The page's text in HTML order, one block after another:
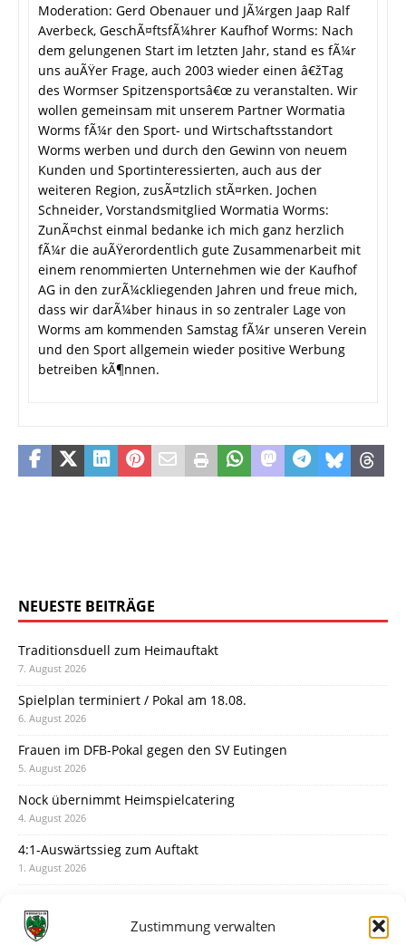
Zustimmung verwalten
Moderation: Gerd Obenauer und JÃ¼rgen Jaap Ralf
Averbeck, GeschÃ¤ftsfÃ¼hrer Kaufhof Worms: Nach
dem gelungenen Start im letzten Jahr, stand es fÃ¼r
uns auÃŸer Frage, auch 2003 wieder einen â€žTag
des Wormser Spitzensportsâ€œ zu veranstalten. Wir
wollen gemeinsam mit unserem Partner Wormatia
Worms fÃ¼r den Sport- und Wirtschaftsstandort
Worms werben und durch den Gewinn von neuem
Kunden und Sportinteressierten, auch aus der
weiteren Region, zusÃ¤tzlich stÃ¤rken. Jochen
Schneider, Vorstandsmitglied Wormatia Worms:
ZunÃ¤chst einmal bedanke ich mich ganz herzlich
fÃ¼r die auÃŸerordentlich gute Zusammenarbeit mit
einem renommierten Unternehmen wie der Kaufhof
AG in den zurÃ¼ckliegenden Jahren und freue mich,
dass wir darÃ¼ber hinaus in so zentraler Lage von
Worms am kommenden Samstag fÃ¼r unseren Verein
und den Sport allgemein wieder positive Werbung
betreiben kÃ¶nnen.
NEUESTE BEITRÄGE
Traditionsduell zum Heimauftakt
7. August 2026
Spielplan terminiert / Pokal am 18.08.
6. August 2026
Frauen im DFB-Pokal gegen den SV Eutingen
5. August 2026
Nock übernimmt Heimspielcatering
4. August 2026
4:1-Auswärtssieg zum Auftakt
1. August 2026
31. Juli 2026